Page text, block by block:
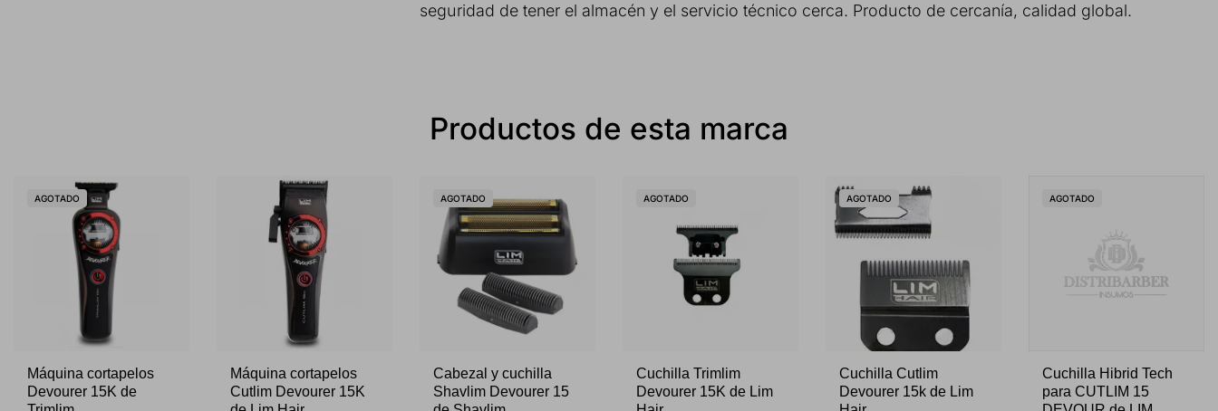
seguridad de tener el almacén y el servicio técnico cerca. Producto de cercanía, calidad global.
Productos de esta marca
AGOTADO
Máquina cortapelos
Devourer 15K de
Máquina cortapelos
Cutlim Devourer 15K
AGOTADO
Cabezal y cuchilla
Shavlim Devourer 15
AGOTADO
Cuchilla Trimlim
Devourer 15K de Lim
AGOTADO
Cuchilla Cutlim
Devourer 15k de Lim
AGOTADO
Cuchilla Hibrid Tech
para CUTLIM 15